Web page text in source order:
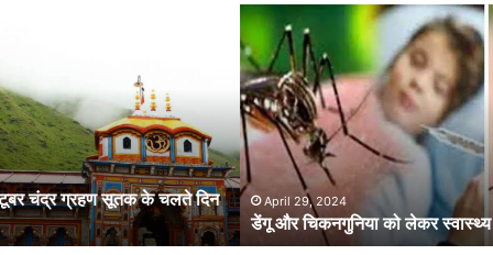
को
लेकर
स्वास्थ्य
विभाग
का
अर्लटApril 29, 2024
डेंगू और चिकनगुनिया को लेकर स्वास्थ्य विभाग का अर्लट